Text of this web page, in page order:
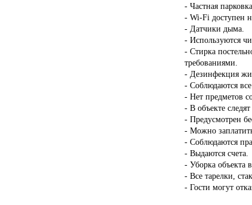
- Частная парковка.
- Wi-Fi доступен
- Датчики дыма.
- Используются
- Стирка
требованиями.
- Дезинфекция
- Соблюдаются
- Нет предметов
- В объекте следят
- Предусмотрен
- Можно
- Соблюдаются
- Выдаются счета.
- Уборка объекта
- Все тарелки,
- Гости могут